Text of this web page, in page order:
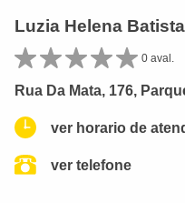
Luzia Helena
0 aval.
Rua Da Mata, 176,
ver horario de
ver telefone